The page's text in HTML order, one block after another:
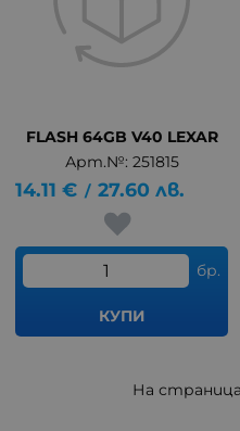
FLASH 64GB V40 LEXAR
Арт.№: 251815
14.11 € / 27.60 лв.
бр.
КУПИ
На